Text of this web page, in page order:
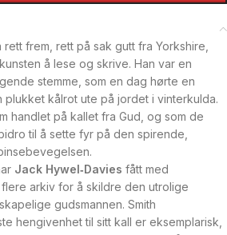
rett frem, rett på sak gutt fra Yorkshire,
å lese og skrive. Han var en
stemme, som en dag hørte en
plukket kålrot ute på jordet i vinterkulda.
handlet på kallet fra Gud, og som de
til å sette fyr på den spirende,
Jack Hywel‑Davies fått med
arkiv for å skildre den utrolige
gudsmannen. Smith
hengivenhet til sitt kall er eksemplarisk,